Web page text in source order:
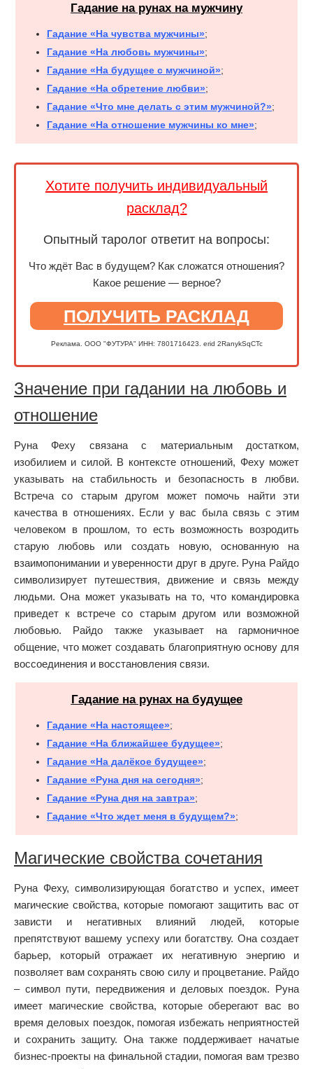
Гадание на рунах на мужчину
Гадание «На чувства мужчины»;
Гадание «На любовь мужчины»;
Гадание «На будущее с мужчиной»;
Гадание «На обретение любви»;
Гадание «Что мне делать с этим мужчиной?»;
Гадание «На отношение мужчины ко мне»;
Хотите получить индивидуальный
расклад?
Опытный таролог ответит на вопросы:
Что ждёт Вас в будущем? Как сложатся отношения?
Какое решение — верное?
ПОЛУЧИТЬ РАСКЛАД
Реклама. ООО "ФУТУРА" ИНН: 7801716423. erid 2RanykSqCTc
Значение при гадании на любовь и
отношение
Руна Феху связана с материальным достатком,
изобилием и силой. В контексте отношений, Феху может
указывать на стабильность и безопасность в любви.
Встреча со старым другом может помочь найти эти
качества в отношениях. Если у вас была связь с этим
человеком в прошлом, то есть возможность возродить
старую любовь или создать новую, основанную на
взаимопонимании и уверенности друг в друге. Руна Райдо
символизирует путешествия, движение и связь между
людьми. Она может указывать на то, что командировка
приведет к встрече со старым другом или возможной
любовью. Райдо также указывает на гармоничное
общение, что может создавать благоприятную основу для
воссоединения и восстановления связи.
Гадание на рунах на будущее
Гадание «На настоящее»;
Гадание «На ближайшее будущее»;
Гадание «На далёкое будущее»;
Гадание «Руна дня на сегодня»;
Гадание «Руна дня на завтра»;
Гадание «Что ждет меня в будущем?»;
Магические свойства сочетания
Руна Феху, символизирующая богатство и успех, имеет
магические свойства, которые помогают защитить вас от
зависти и негативных влияний людей, которые
препятствуют вашему успеху или богатству. Она создает
барьер, который отражает их негативную энергию и
позволяет вам сохранять свою силу и процветание. Райдо
– символ пути, передвижения и деловых поездок. Руна
имеет магические свойства, которые оберегают вас во
время деловых поездок, помогая избежать неприятностей
и сохранить защиту. Она также поддерживает начатые
бизнес-проекты на финальной стадии, помогая вам трезво